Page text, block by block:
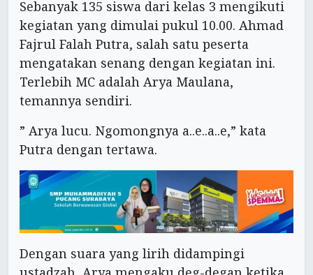
Sebanyak 135 siswa dari kelas 3 mengikuti
kegiatan yang dimulai pukul 10.00. Ahmad
Fajrul Falah Putra, salah satu peserta
mengatakan senang dengan kegiatan ini.
Terlebih MC adalah Arya Maulana,
temannya sendiri.
” Arya lucu. Ngomongnya a..e..a..e,” kata
Putra dengan tertawa.
Dengan suara yang lirih didampingi